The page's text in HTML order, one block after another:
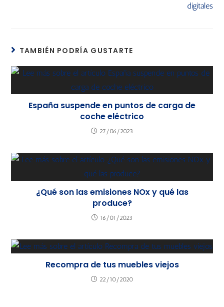
digitales
TAMBIÉN PODRÍA GUSTARTE
España suspende en puntos de carga de
coche eléctrico
27/06/2023
¿Qué son las emisiones NOx y qué las
produce?
16/01/2023
Recompra de tus muebles viejos
22/10/2020